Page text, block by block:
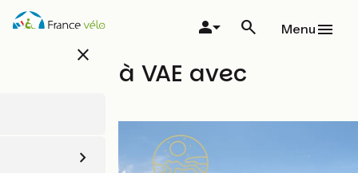
Aller
au
close
Menu
La Corse à VAE avec